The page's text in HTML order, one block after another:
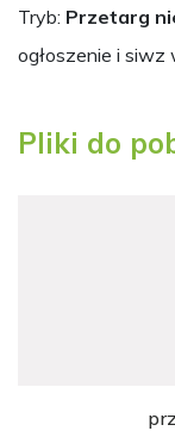
Tryb: Przetarg
ogłoszenie i siwz
Pliki do